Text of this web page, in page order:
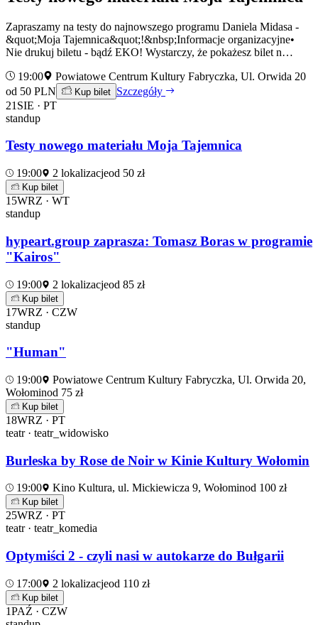
Zapraszamy na testy do najnowszego programu Daniela Midasa -
&quot;Moja Tajemnica&quot;!&nbsp;Informacje organizacyjne•
Nie drukuj biletu - bądź EKO! Wystarczy, że pokażesz bilet n…
19:00
Powiatowe Centrum Kultury Fabryczka, Ul. Orwida 20
od 50 PLN
Kup bilet Szczegóły
21 SIE · PT
standup
Testy nowego materiału Moja Tajemnica
19:00 2 lokalizacjeod 50 zł
Kup bilet
15WRZ · WT
standup
hypeart.group zaprasza: Tomasz Boras w programie
"Kairos"
19:00 2 lokalizacjeod 85 zł
Kup bilet
17WRZ · CZW
standup
"Human"
19:00
Powiatowe Centrum Kultury Fabryczka, Ul. Orwida 20,
Wołominod 75 zł
Kup bilet
18WRZ · PT
teatr · teatr_widowisko
Burleska by Rose de Noir w Kinie Kultury Wołomin
19:00 Kino Kultura, ul. Mickiewicza 9, Wołominod 100 zł
Kup bilet
25WRZ · PT
teatr · teatr_komedia
Optymiści 2 - czyli nasi w autokarze do Bułgarii
17:00 2 lokalizacjeod 110 zł
Kup bilet
1PAŹ · CZW